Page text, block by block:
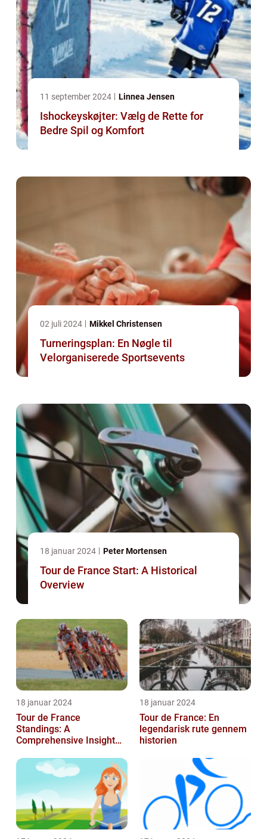
11 september 2024 Linnea Jensen
Ishockeyskøjter: Vælg de Rette for
Bedre Spil og Komfort
02 juli 2024 Mikkel Christensen
Turneringsplan: En Nøgle til
Velorganiserede Sportsevents
18 januar 2024 Peter Mortensen
Tour de France Start: A Historical
Overview
18 januar 2024
Tour de France
Standings: A
Comprehensive Insight
Race
18 januar 2024
Tour de France: En
legendarisk rute gennem
historien